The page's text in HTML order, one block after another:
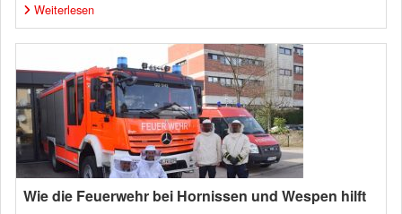
Weiterlesen
Wie die Feuerwehr bei Hornissen und Wespen hilft